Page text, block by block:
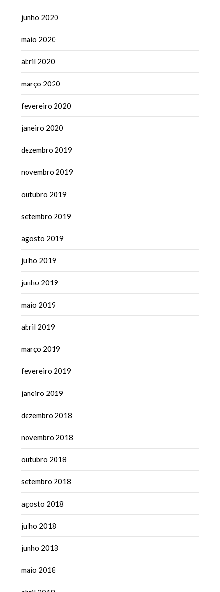
junho 2020
maio 2020
abril 2020
março 2020
fevereiro 2020
janeiro 2020
dezembro 2019
novembro 2019
outubro 2019
setembro 2019
agosto 2019
julho 2019
junho 2019
maio 2019
abril 2019
março 2019
fevereiro 2019
janeiro 2019
dezembro 2018
novembro 2018
outubro 2018
setembro 2018
agosto 2018
julho 2018
junho 2018
maio 2018